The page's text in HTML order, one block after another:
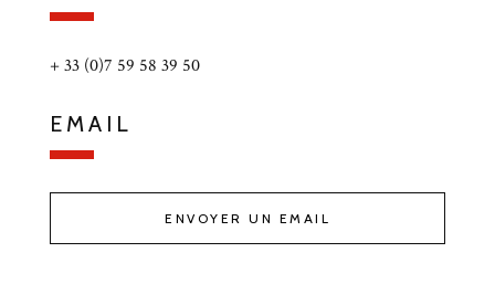
+ 33 (0)7 59 58 39 50
EMAIL
ENVOYER UN EMAIL